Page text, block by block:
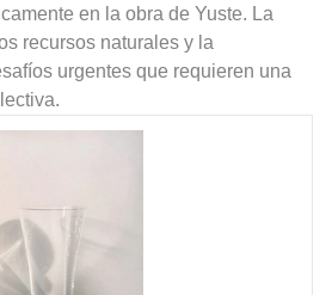
en la obra de Yuste. La
recursos naturales y la
urgentes que requieren una